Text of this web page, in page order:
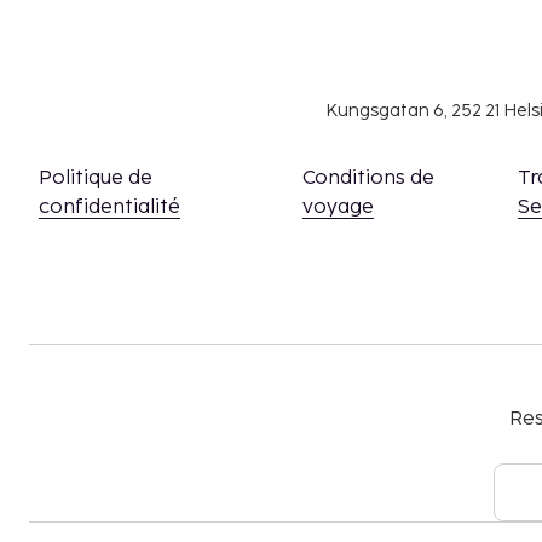
Kungsgatan 6, 252 21
Politique de
confidentialité
Conditions de
voyage